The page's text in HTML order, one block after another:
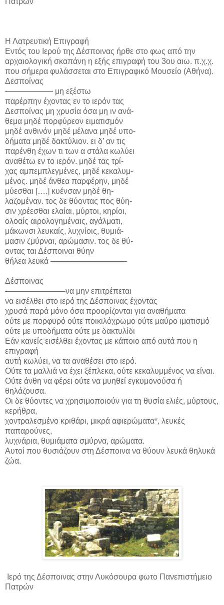
Η Λατρευτική Επιγραφή
Εντός του Ιερού της Δέσποινας ήρθε στο φως από την
αρχαιολογική σκαπάνη η εξής επιγραφή του 3ου αιω. π.χ.χ.
που σήμερα φυλάσσεται στο Επιγραφικό Μουσείο (Αθήνα).
Δεσποίνας
—————— μη εξέστω
παρέρπην έχοντας εν το ιερόν τας
Δεσποίνας μη χρυσία όσα μη ιν ανά-
θεμα μηδέ πορφύρεον ειματισμόν
μηδέ ανθινόν μηδέ μέλανα μηδέ υπο-
δήματα μηδέ δακτύλιον. ει δ’ αν τις
παρένθη έχων τι των α στάλα κωλύει
αναθέτω εν το ιερόν. μηδέ τας τρί-
χας αμπεμπλεγμένες, μηδέ κεκαλυμ-
μένος. μηδέ άνθεα παρφέρην, μηδέ
μύεσθαι [….] κυένσαν μηδέ θη-
λαζομέναν. τος δε θύοντας πος θύη-
σιν χρέεσθαι ελαίαι, μύρτοι, κηρίοι,
ολοαίς αιρολογημέναις, αγάλματι,
μάκωνσι λευκαίς, λυχνίοις, θυμιά-
μασιν ζμύρναι, αρώμασιν. τος δε θύ-
οντας ται Δέσποιναι θύην
θήλεα λευκά —————————–
Δέσποινας
———————–να μην επιτρέπεται
να εισέλθει στο ιερό της Δέσποινας έχοντας
χρυσά παρά μόνο όσα προορίζονται για αναθήματα
ούτε με πορφυρό ούτε ποικιλόχρωμο ούτε μαύρο ιματισμό
ούτε με υποδήματα ούτε με δακτυλίδι
Εάν κανείς εισέλθει έχοντας με κάποιο από αυτά που η
επιγραφή
αυτή κωλύει, να τα αναθέσει στο ιερό.
Ούτε τα μαλλιά να έχει ξέπλεκα, ούτε κεκαλυμμένος να είναι.
Ούτε άνθη να φέρει ούτε να μυηθεί εγκυμονούσα ή
θηλάζουσα.
Οι δε θύοντες να χρησιμοποιούν για τη θυσία ελιές, μύρτους,
κερήθρα,
χοντραλεσμένο κριθάρι, μικρά αφιερώματα*, λευκές
παπαρούνες,
λυχνάρια, θυμιάματα σμύρνα, αρώματα.
Αυτοί που θυσιάζουν στη Δέσποινα να θύουν λευκά θηλυκά
ζώα.
Ιερό της Δέσποινας στην Λυκόσουρα φωτο Πανεπιστήμειο
Πατρών